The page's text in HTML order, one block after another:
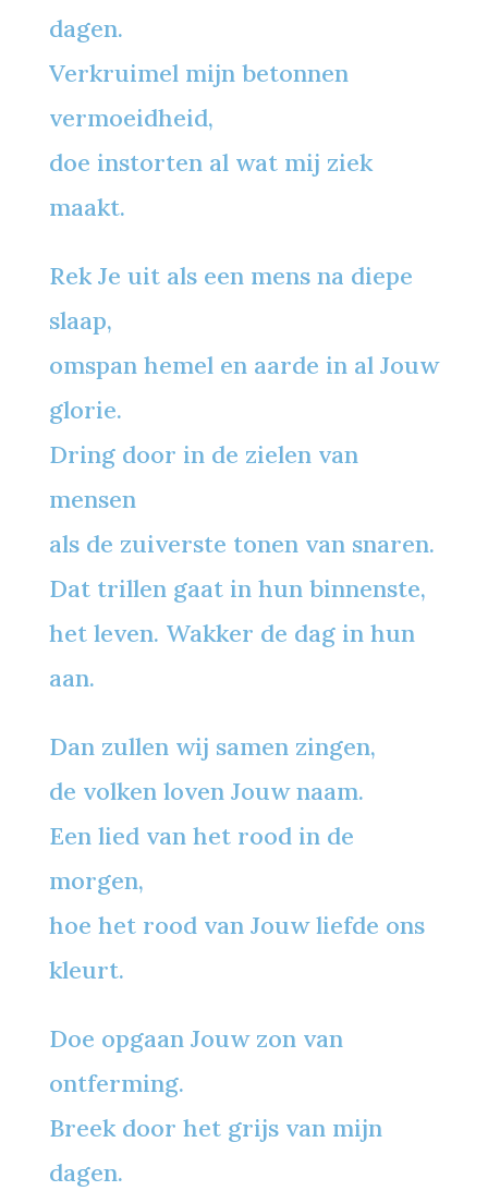
dagen.
Verkruimel mijn betonnen
vermoeidheid,
doe instorten al wat mij ziek
maakt.
Rek Je uit als een mens na diepe
slaap,
omspan hemel en aarde in al Jouw
glorie.
Dring door in de zielen van
mensen
als de zuiverste tonen van snaren.
Dat trillen gaat in hun binnenste,
het leven. Wakker de dag in hun
aan.
Dan zullen wij samen zingen,
de volken loven Jouw naam.
Een lied van het rood in de
morgen,
hoe het rood van Jouw liefde ons
kleurt.
Doe opgaan Jouw zon van
ontferming.
Breek door het grijs van mijn
dagen.